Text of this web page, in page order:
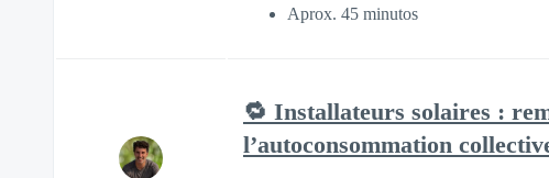
Aprox. 45 minutos
🔁 Installateurs solaires :
l’autoconsommation